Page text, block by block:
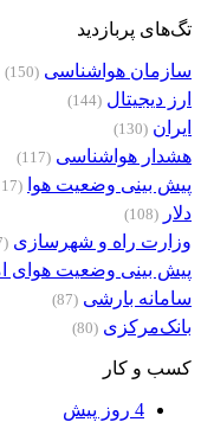
تگ‌های پربازدید
سازمان هواشناسی (150)
ارز دیجیتال (144)
ایران (130)
هشدار هواشناسی (117)
پیش بینی وضعیت هوا (117)
دلار (108)
وزارت راه و شهرسازی (97)
پیش بینی وضعیت هوای
سامانه بارشی (87)
بانک‌مرکزی (80)
کسب و کار
4 روز پیش